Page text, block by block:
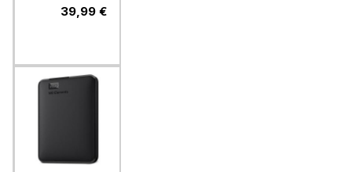
proti kraji
RainCover
prevleka za
39,99 €